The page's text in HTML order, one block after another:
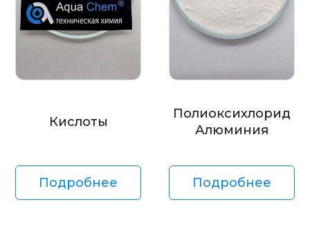
Кислоты
Подробнее
Полиоксихлорид
Алюминия
Подробнее